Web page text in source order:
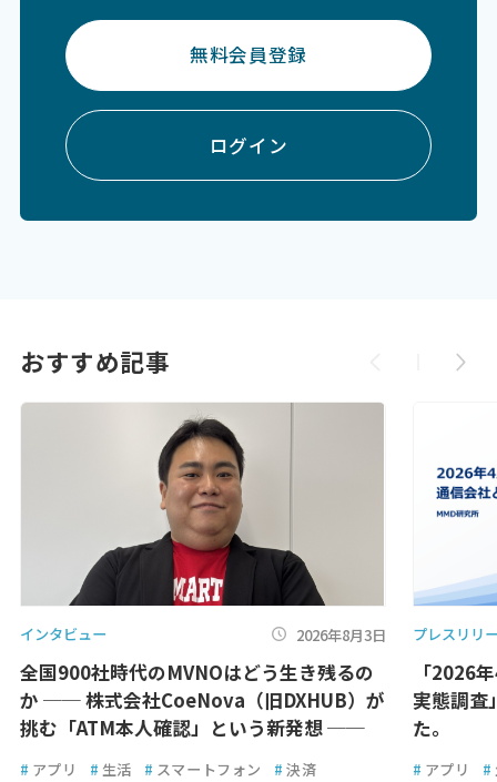
無料会員登録
ログイン
おすすめ記事
インタビュー 2026年8月3日
全国900社時代のMVNOはどう生き残るの
か ── 株式会社CoeNova（旧DXHUB）が
挑む「ATM本人確認」という新発想 ──
# アプリ # 生活 # スマートフォン # 決済
プレスリリ
「2026
実態調査
た。
# アプリ #